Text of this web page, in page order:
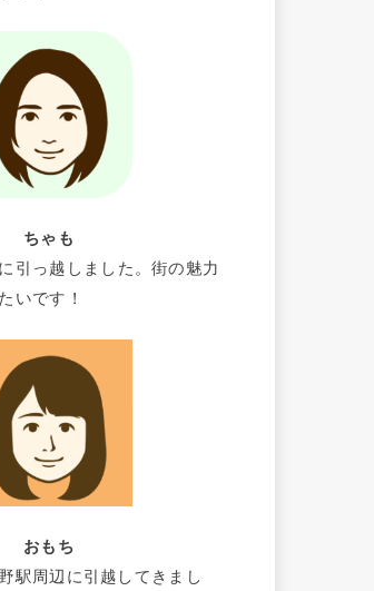
ちゃも
引っ越しました。街の魅力
いです！
おもち
駅周辺に引越してきまし